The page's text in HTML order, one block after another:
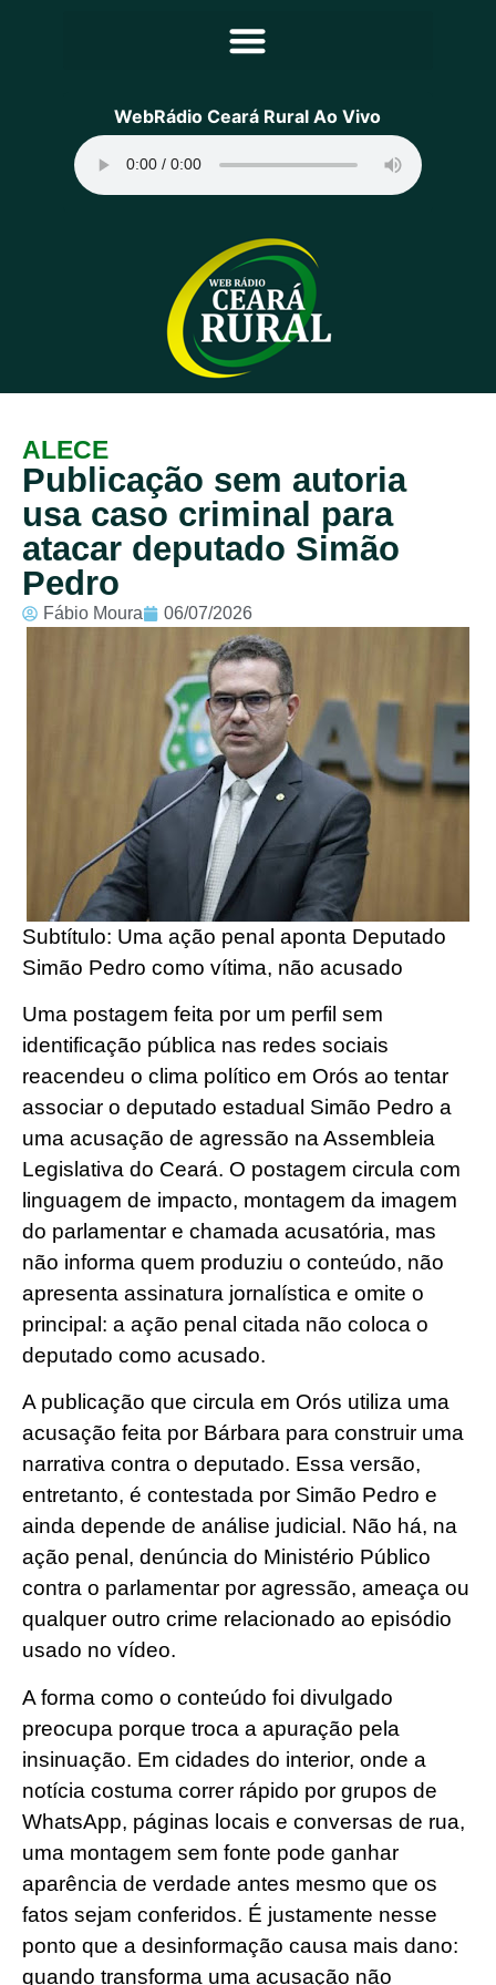
Principal
Programação
Equipe
Contato
Sobre
WebRádio Ceará Rural Ao Vivo
ALECE
Publicação sem autoria
usa caso criminal para
atacar deputado Simão
Pedro
Fábio Moura 06/07/2026
Subtítulo: Uma ação penal aponta Deputado
Simão Pedro como vítima, não acusado
Uma postagem feita por um perfil sem
identificação pública nas redes sociais
reacendeu o clima político em Orós ao tentar
associar o deputado estadual Simão Pedro a
uma acusação de agressão na Assembleia
Legislativa do Ceará. O postagem circula com
linguagem de impacto, montagem da imagem
do parlamentar e chamada acusatória, mas
não informa quem produziu o conteúdo, não
apresenta assinatura jornalística e omite o
principal: a ação penal citada não coloca o
deputado como acusado.
A publicação que circula em Orós utiliza uma
acusação feita por Bárbara para construir uma
narrativa contra o deputado. Essa versão,
entretanto, é contestada por Simão Pedro e
ainda depende de análise judicial. Não há, na
ação penal, denúncia do Ministério Público
contra o parlamentar por agressão, ameaça ou
qualquer outro crime relacionado ao episódio
usado no vídeo.
A forma como o conteúdo foi divulgado
preocupa porque troca a apuração pela
insinuação. Em cidades do interior, onde a
notícia costuma correr rápido por grupos de
WhatsApp, páginas locais e conversas de rua,
uma montagem sem fonte pode ganhar
aparência de verdade antes mesmo que os
fatos sejam conferidos. É justamente nesse
ponto que a desinformação causa mais dano:
quando transforma uma acusação não